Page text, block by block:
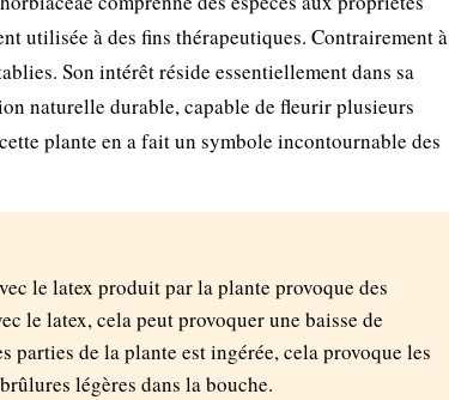
utilisée à des fins thérapeutiques. Contrairement à
Son intérêt réside essentiellement dans sa
naturelle durable, capable de fleurir plusieurs
plante en a fait un symbole incontournable des
le latex produit par la plante provoque des
le latex, cela peut provoquer une baisse de
de la plante est ingérée, cela provoque les
légères dans la bouche.